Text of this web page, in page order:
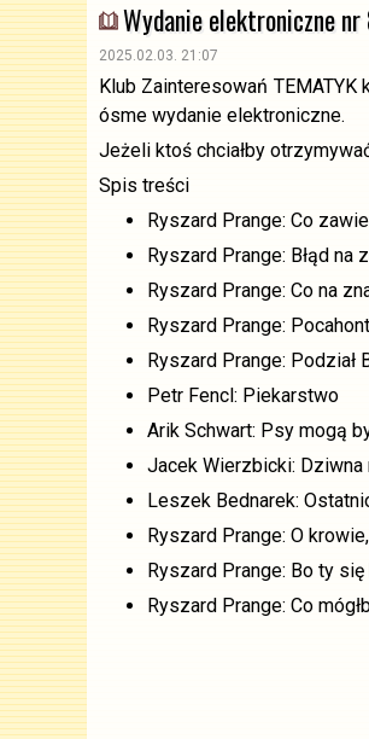
Wydanie elektroniczne nr
2025.02.03. 21:07
Klub Zainteresowań
ósme wydanie elektroniczne.
Jeżeli ktoś chciałby
Spis treści
Ryszard Prange: Co
Ryszard Prange: Błąd na
Ryszard Prange: Co na
Ryszard Prange:
Ryszard Prange: Podział
Petr Fencl: Piekarstwo
Arik Schwart: Psy mogą
Jacek Wierzbicki:
Leszek Bednarek:
Ryszard Prange: O
Ryszard Prange: Bo ty
Ryszard Prange: Co